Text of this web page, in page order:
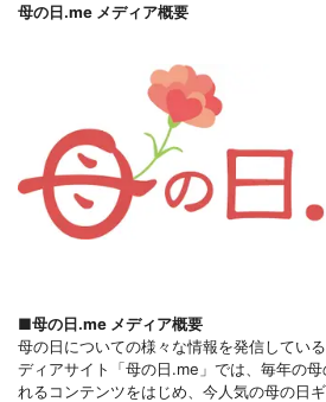
母の日.me メディア概要
■母の日.me メディア概要
母の日についての様々な情報を発信してい
ディアサイト「母の日.me」では、毎年の母
れるコンテンツをはじめ、今人気の母の日